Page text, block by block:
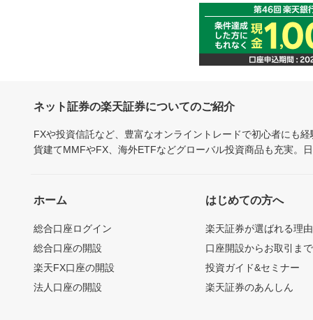
ネット証券の楽天証券についてのご紹介
FXや投資信託など、豊富なオンライントレードで初心者にも
貨建てMMFやFX、海外ETFなどグローバル投資商品も充実。
ホーム
総合口座ログイン
総合口座の開設
楽天FX口座の開設
法人口座の開設
はじめての方へ
楽天証券が選ばれる理由
口座開設からお取引ま
投資ガイド&セミナー
楽天証券のあんしん